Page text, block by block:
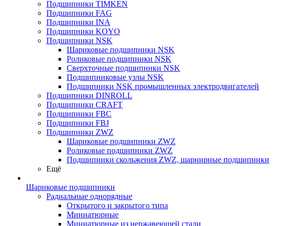
Подшипники TIMKEN
Подшипники FAG
Подшипники INA
Подшипники KOYO
Подшипники NSK
Шариковые подшипники NSK
Роликовые подшипники NSK
Сверхточные подшипники NSK
Подшипниковые узлы NSK
Подшипники NSK промышленных электродвигателей
Подшипники DINROLL
Подшипники CRAFT
Подшипники FBC
Подшипники FBJ
Подшипники ZWZ
Шариковые подшипники ZWZ
Роликовые подшипники ZWZ
Подшипники скольжения ZWZ, шарнирные подшипники
Ещё
Шариковые подшипники
Радиальные однорядные
Открытого и закрытого типа
Миниатюрные
Миниатюрные из нержавеющей стали